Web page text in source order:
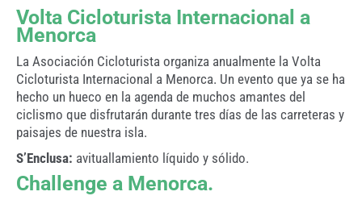
Volta Cicloturista Internacional a
Menorca
La Asociación Cicloturista organiza anualmente la Volta
Cicloturista Internacional a Menorca. Un evento que ya se ha
hecho un hueco en la agenda de muchos amantes del
ciclismo que disfrutarán durante tres días de las carreteras y
paisajes de nuestra isla.
S’Enclusa: avituallamiento líquido y sólido.
Challenge a Menorca.